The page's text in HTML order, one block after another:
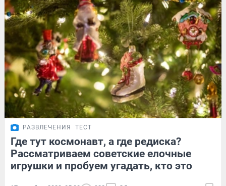
РАЗВЛЕЧЕНИЯ ТЕСТ
Где тут космонавт, а где редиска?
Рассматриваем советские елочные
игрушки и пробуем угадать, кто это